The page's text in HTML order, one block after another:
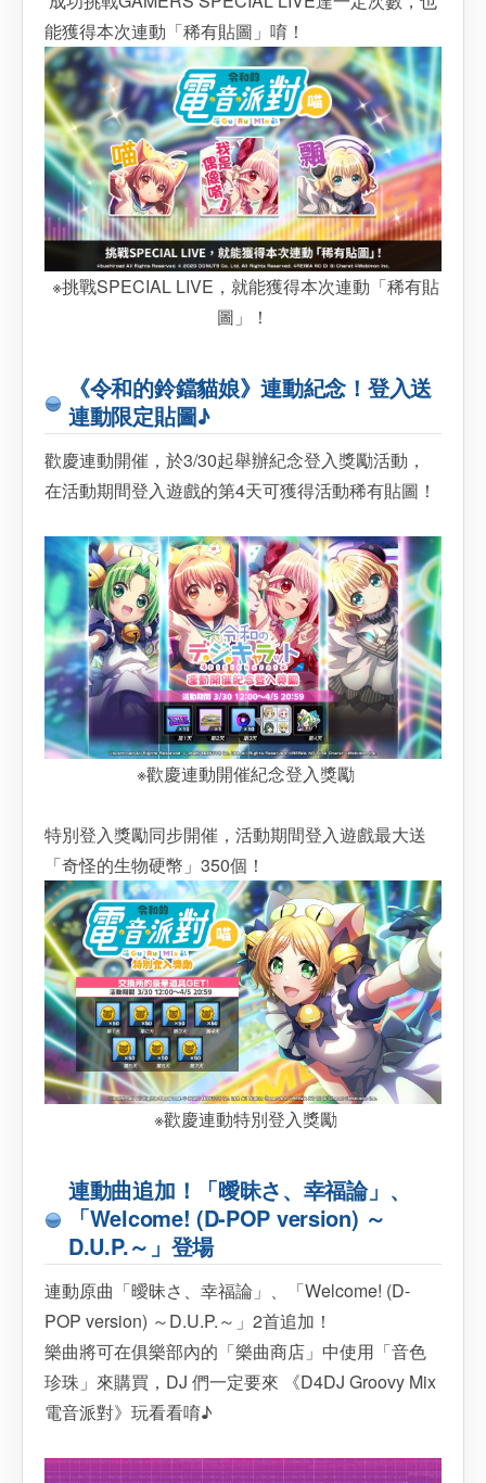
能獲得本次連動「稀有貼圖」唷！
※挑戰SPECIAL LIVE，就能獲得本次連動「稀有貼
圖」！
《令和的鈴鐺貓娘》連動紀念！登入送
連動限定貼圖♪
歡慶連動開催，於3/30起舉辦紀念登入獎勵活動，
在活動期間登入遊戲的第4天可獲得活動稀有貼圖！
※歡慶連動開催紀念登入獎勵
特別登入獎勵同步開催，活動期間登入遊戲最大送
「奇怪的生物硬幣」350個！
※歡慶連動特別登入獎勵
連動曲追加！「曖昧さ、幸福論」、
「Welcome! (D-POP version) ～
D.U.P.～」登場
連動原曲「曖昧さ、幸福論」、「Welcome! (D-
POP version) ～D.U.P.～」2首追加！
樂曲將可在俱樂部內的「樂曲商店」中使用「音色
珍珠」來購買，DJ 們一定要來 《D4DJ Groovy Mix
電音派對》玩看看唷♪